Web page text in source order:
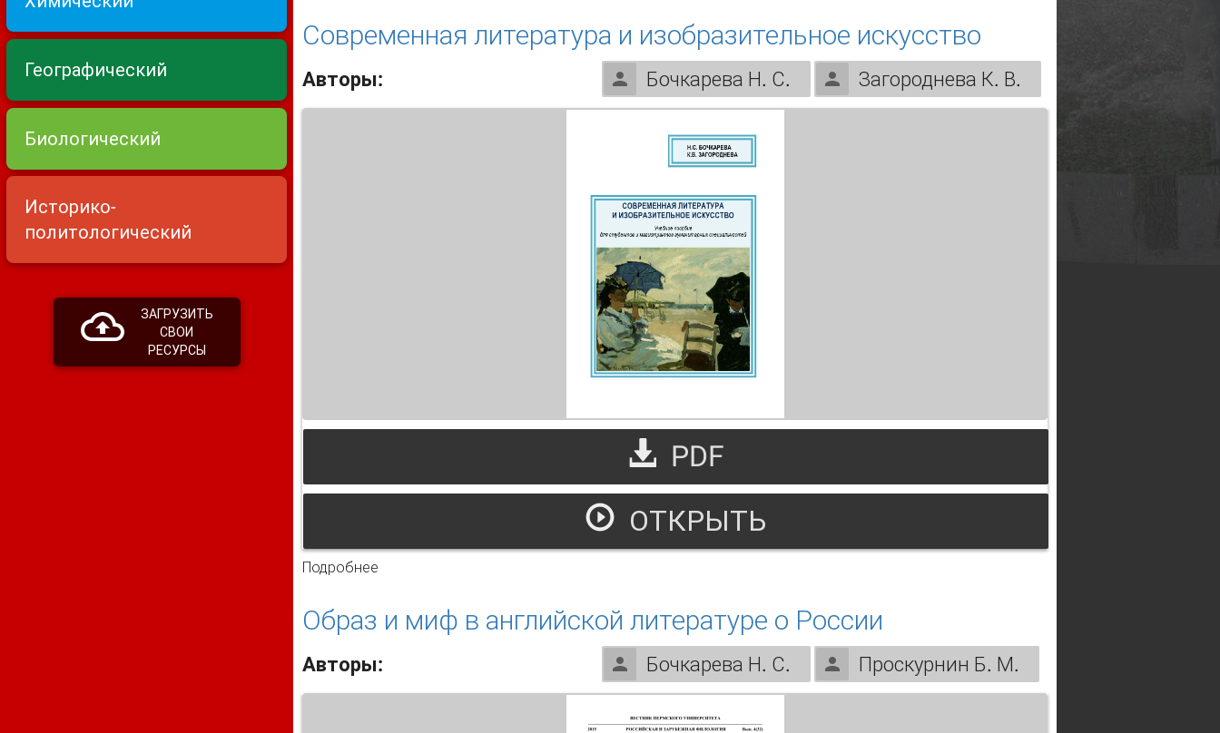
Географический
Биологический
Историко-
политологический
ЗАГРУЗИТЬ
СВОИ
РЕСУРСЫ
Современная литература и изобразительное искусство
Авторы: Бочкарева Н. С. Загороднева К. В.
PDF
ОТКРЫТЬ
Подробнее
Образ и миф в английской литературе о России
Авторы: Бочкарева Н. С. Проскурнин Б. М.